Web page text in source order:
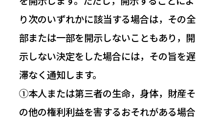
り次のいずれかに該当する場合は，その全
部または一部を開示しないこともあり，開
示しない決定をした場合には，その旨を遅
滞なく通知します。
①本人または第三者の生命，身体，財産そ
の他の権利利益を害するおそれがある場合